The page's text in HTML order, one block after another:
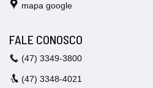
mapa google
FALE CONOSCO
(47) 3349-3800
(47) 3348-4021